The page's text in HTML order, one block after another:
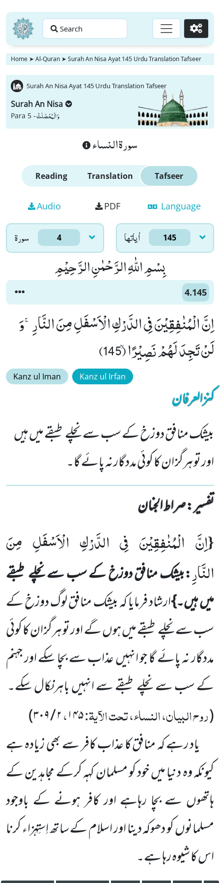
Search Go
Home ➤ Al-Quran ➤ Surah An Nisa Ayat 145 Urdu Translation Tafseer
Surah An Nisa Ayat 145 Urdu Translation Tafseer
Surah An Nisa
Para 5 -وَ الْمُحْصَنٰتُ
سورة النساء
Reading Translation Tafseer
Audio PDF Language
سورۃ 4 اٰياتها 145
بِسْمِ اللّٰهِ الرَّحْمٰنِ الرَّحِیْمِ
4.145
اِنَّ الْمُنٰفِقِیْنَ فِی الدَّرْكِ الْاَسْفَلِ مِنَ النَّارِۚ-وَ
لَنْ تَجِدَ لَهُمْ نَصِیْرًاۙ (145)
Kanz ul Iman Kanz ul Irfan
کنزالعرفان
بیشک منافق دوزخ کے سب سے نچلے طبقے میں ہیں
اور تو ہرگز ان کا کوئی مددگار نہ پائے گا۔
تفسیر : ‎صراط الجنان
{اِنَّ الْمُنٰفِقِیْنَ فِی الدَّرْكِ الْاَسْفَلِ مِنَ
النَّارِ:بیشک منافق دوزخ کے سب سے نچلے طبقے
میں ہیں۔}ارشاد فرمایا کہ بیشک منافق لوگ دوزخ کے
سب سے نچلے طبقے میں ہوں گے اور تو ہرگز ان کا کوئی
مددگار نہ پائے گا جو انہیں عذاب سے بچا سکے اور جہنم
کے سب سے نچلے طبقے سے انہیں باہرنکال سکے۔
(روح البیان، النساء، تحت الآیۃ:۱۴۵،۲/۳۰۹)
یاد رہے کہمنافق کا عذاب کافر سے بھی زیادہ ہے
کیونکہ وہ دنیا میں خود کو مسلمان کہہ کرکے مجاہدین کے
ہاتھوں سے بچا رہاہے اور کافر ہونے کے باوجود
مسلمانوں کو دھوکہ دینا اور اسلام کے ساتھ اِستِہزاء کرنا
اس کا شیوہ رہا ہے۔